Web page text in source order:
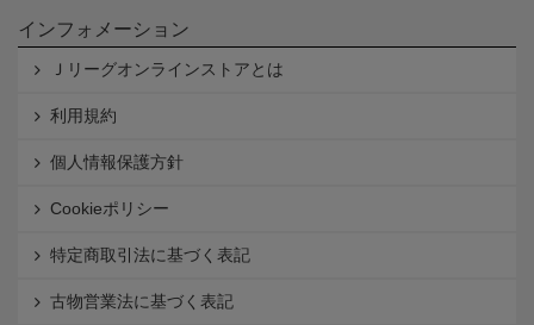
インフォメーション
Ｊリーグオンラインストアとは
利用規約
個人情報保護方針
Cookieポリシー
特定商取引法に基づく表記
古物営業法に基づく表記